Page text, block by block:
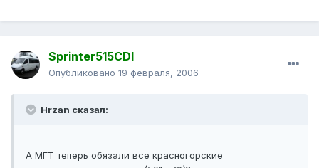
Sprinter515CDI
Опубликовано 19 февраля, 2006
Hrzan сказал:
А МГТ теперь обязали все красногорские